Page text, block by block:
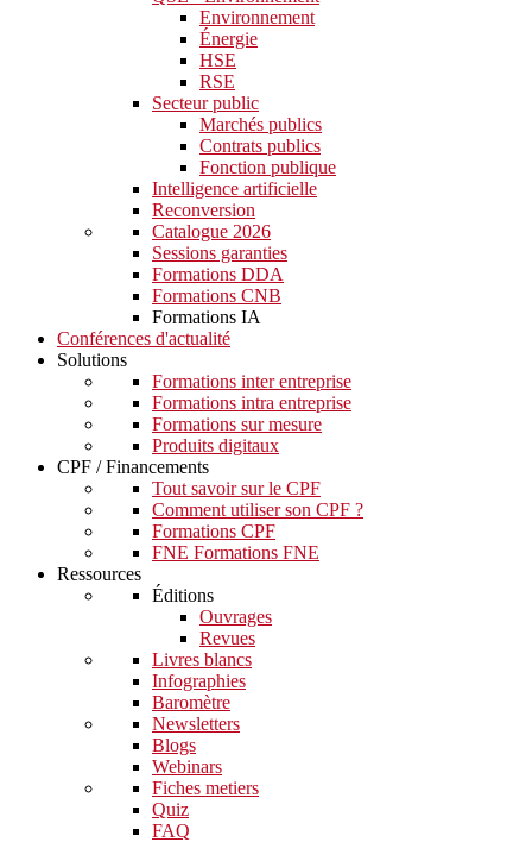
Environnement
Énergie
HSE
RSE
Secteur public
Marchés publics
Contrats publics
Fonction publique
Intelligence artificielle
Reconversion
Catalogue 2026
Sessions garanties
Formations DDA
Formations CNB
Formations IA
Conférences d'actualité
Solutions
Formations inter entreprise
Formations intra entreprise
Formations sur mesure
Produits digitaux
CPF / Financements
Tout savoir sur le CPF
Comment utiliser son CPF ?
Formations CPF
FNE Formations FNE
Ressources
Éditions
Ouvrages
Revues
Livres blancs
Infographies
Baromètre
Newsletters
Blogs
Webinars
Fiches metiers
Quiz
FAQ